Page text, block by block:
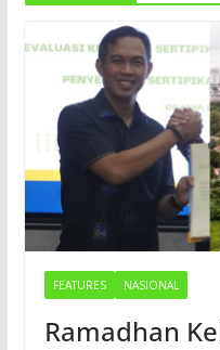
FEATURES NASIONAL
Ramadhan